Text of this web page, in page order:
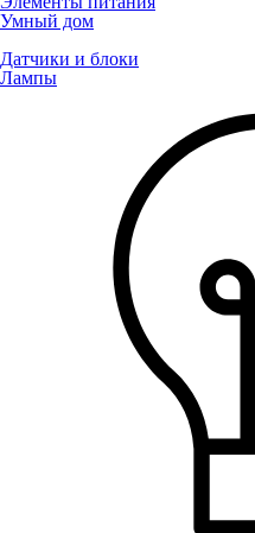
Умный дом
Датчики и блоки
Лампы